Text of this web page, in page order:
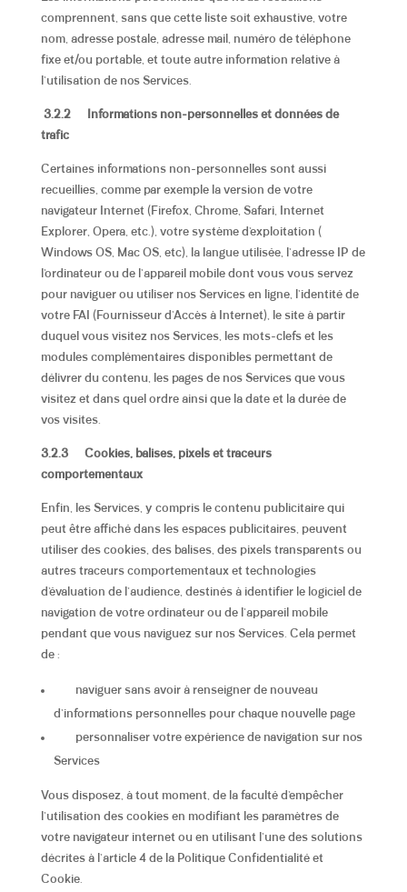
comprennent, sans que cette liste soit exhaustive, votre
nom, adresse postale, adresse mail, numéro de téléphone
fixe et/ou portable, et toute autre information relative à
l’utilisation de nos Services.
3.2.2
Informations non-personnelles et données de
trafic
Certaines informations non-personnelles sont aussi
recueillies, comme par exemple la version de votre
navigateur Internet (Firefox, Chrome, Safari, Internet
Explorer, Opera, etc.), votre système d’exploitation (
Windows OS, Mac OS, etc), la langue utilisée, l’adresse IP de
l’ordinateur ou de l’appareil mobile dont vous vous servez
pour naviguer ou utiliser nos Services en ligne, l’identité de
votre FAI (Fournisseur d’Accès à Internet), le site à partir
duquel vous visitez nos Services, les mots-clefs et les
modules complémentaires disponibles permettant de
délivrer du contenu, les pages de nos Services que vous
visitez et dans quel ordre ainsi que la date et la durée de
vos visites.
3.2.3
Cookies, balises, pixels et traceurs
comportementaux
Enfin, les Services, y compris le contenu publicitaire qui
peut être affiché dans les espaces publicitaires, peuvent
utiliser des cookies, des balises, des pixels transparents ou
autres traceurs comportementaux et technologies
d’évaluation de l’audience, destinés à identifier le logiciel de
navigation de votre ordinateur ou de l’appareil mobile
pendant que vous naviguez sur nos Services. Cela permet
de :
naviguer sans avoir à renseigner de nouveau
d’informations personnelles pour chaque nouvelle page
personnaliser votre expérience de navigation sur nos
Services
Vous disposez, à tout moment, de la faculté d’empêcher
l’utilisation des cookies en modifiant les paramètres de
votre navigateur internet ou en utilisant l’une des solutions
décrites à l’article 4 de la Politique Confidentialité et
Cookie.